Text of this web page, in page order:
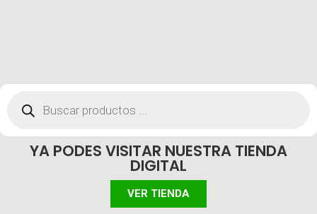
YA PODES VISITAR NUESTRA TIENDA
DIGITAL
VER TIENDA